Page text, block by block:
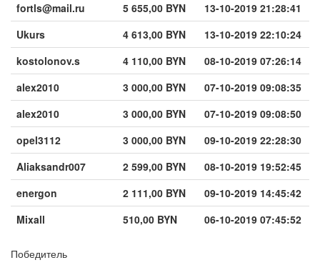
fortls@mail.ru
5 655,00 BYN
13-10-2019 21:28:41
Ukurs
4 613,00 BYN
13-10-2019 22:10:24
kostolonov.s
4 110,00 BYN
08-10-2019 07:26:14
alex2010
3 000,00 BYN
07-10-2019 09:08:35
alex2010
3 000,00 BYN
07-10-2019 09:08:50
opel3112
3 000,00 BYN
09-10-2019 22:28:30
Aliaksandr007
2 599,00 BYN
08-10-2019 19:52:45
energon
2 111,00 BYN
09-10-2019 14:45:42
Mixall
510,00 BYN 06-10-2019 07:45:52
Победитель